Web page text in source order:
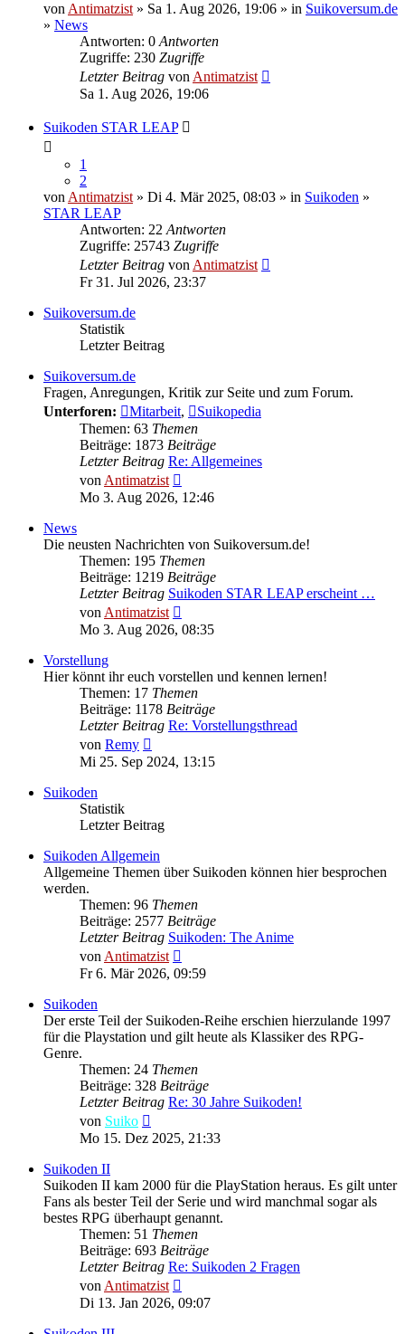
vonAntimatzist» Sa 1. Aug 2026, 19:06 » in Suikoversum.de
» News
Antworten: 0Antworten
Zugriffe: 230 Zugriffe
Letzter Beitrag vonAntimatzist
Sa 1. Aug 2026, 19:06
Suikoden STAR LEAP
1
2
vonAntimatzist» Di 4. Mär 2025, 08:03 » in Suikoden »
STAR LEAP
Antworten: 22Antworten
Zugriffe: 25743 Zugriffe
Letzter Beitrag vonAntimatzist
Fr 31. Jul 2026, 23:37
Suikoversum.de
Statistik
Letzter Beitrag
Suikoversum.de
Fragen, Anregungen, Kritik zur Seite und zum Forum.
Unterforen:
Mitarbeit,
Suikopedia
Themen: 63 Themen
Beiträge: 1873 Beiträge
Letzter Beitrag Re: Allgemeines
vonAntimatzist
Beitrag
Mo 3. Aug 2026, 12:46
News
Die neusten Nachrichten von Suikoversum.de!
Themen: 195 Themen
Beiträge: 1219 Beiträge
Letzter Beitrag Suikoden STAR LEAP erscheint …
vonAntimatzist
Beitrag
Mo 3. Aug 2026, 08:35
Vorstellung
Hier könnt ihr euch vorstellen und kennen lernen!
Themen: 17 Themen
Beiträge: 1178 Beiträge
Letzter Beitrag Re: Vorstellungsthread
von Remy
Beitrag
Mi 25. Sep 2024, 13:15
Suikoden
Statistik
Letzter Beitrag
Suikoden Allgemein
Allgemeine Themen über Suikoden können hier besprochen
werden.
Themen: 96 Themen
Beiträge: 2577 Beiträge
Letzter Beitrag Suikoden: The Anime
vonAntimatzist
Beitrag
Fr 6. Mär 2026, 09:59
Suikoden
Der erste Teil der Suikoden-Reihe erschien hierzulande 1997
für die Playstation und gilt heute als Klassiker des RPG-
Genre.
Themen: 24 Themen
Beiträge: 328 Beiträge
Letzter Beitrag Re: 30 Jahre Suikoden!
von Suiko
Beitrag
Mo 15. Dez 2025, 21:33
Suikoden II
Suikoden II kam 2000 für die PlayStation heraus. Es gilt unter
Fans als bester Teil der Serie und wird manchmal sogar als
bestes RPG überhaupt genannt.
Themen: 51 Themen
Beiträge: 693 Beiträge
Letzter Beitrag Re: Suikoden 2 Fragen
vonAntimatzist
Beitrag
Di 13. Jan 2026, 09:07